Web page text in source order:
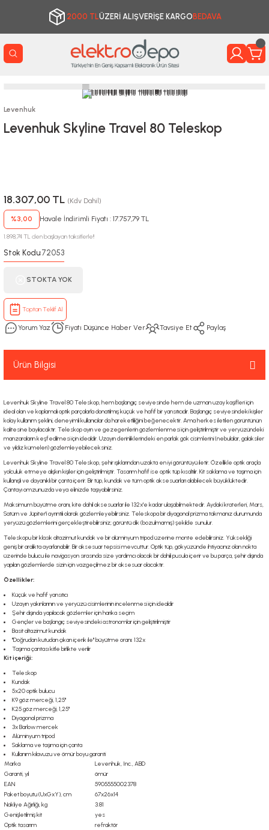
2000 TLÜZERİ ALIŞVERİŞE KARGO BEDAVA
Levenhuk
Levenhuk Skyline Travel 80 Teleskop
18.307,00 TL (Kdv Dahil)
%3,00 Havale İndirimli Fiyatı : 17.757,79 TL
1.898,74 TL den başlayan taksitlerle!!
Stok Kodu:72053
STOKTA YOK
Toptan Teklif Al
Yorum Yaz Fiyatı Düşünce Haber Ver Tavsiye Et Paylaş
Ürün Bilgisi
Levenhuk Skyline Travel 80 Teleskop, hem başlangıç seviyesinde hem de uzman uzay kaşifleri için
ideal olan ve kaplamalı optik parçalarla donatılmış küçük ve hafif bir yansıtıcıdır. Başlangıç seviyesindeki kişiler
kolay kullanım şeklini, deneyimli kullanıcılar da hareketliliğini beğenecektir. Ama herkes iletilen görüntünün
kalitesine bayılacaktır. Teleskop ayın ve gezegenlerin gözlemlenmesi için geliştirilmiştir ve yeryüzündeki
manzaraların keşfedilmesi için idealdir. Uzayın derinliklerindeki en parlak gök cisimlerini (nebulalar, galaksiler
ve yıldız kümeleri) gözlemleyebileceksiniz.
Levenhuk Skyline Travel 80 Teleskop, şehir ışıklarından uzakta en iyi görüntüyü iletir. Özellikle optik araçla
yolculuk etmeye alışkın kişiler için geliştirilmiştir. Tasarım hafif ise optik tüp kısaltılır. Kit saklama ve taşıma için
kullanışlı ve dayanıklı bir çanta içerir. Bir tüp, kundak ve tüm optik aksesuarları alabilecek büyüklüktedir.
Çantayı omzunuzda veya elinizde taşıyabilirsiniz.
Maksimum büyütme oranı, kite dahil aksesuarlar ile 132x'e kadar ulaşabilmektedir. Aydaki kraterleri, Mars,
Satürn ve Jüpiter'i ayrıntılı olarak gözlemleyebilirsiniz. Teleskopa bir diyagonal prizma takmanız durumunda
yeryüzü gözlemlerini gerçekleştirebilirsiniz; görüntü dik (bozulmamış) şekilde sunulur.
Teleskopu bir klasik altazimut kundak ve bir alüminyum tripod üzerine monte edebilirsiniz. Yüksekliği
geniş bir aralıkta ayarlanabilir. Bir aksesuar tepsisi mevcuttur. Optik tüp, gökyüzünde ihtiyacınız olan nokta
üzerinde bulucu ile navigasyon sırasında size yardımcı olacak bir dahili pusula içerir ve bu parça, şehir dışında
yapılan gözlemlerde sizin için vazgeçilmez bir aksesuar olacaktır.
Özellikler:
Küçük ve hafif yansıtıcı
Uzayın yakınlarının ve yeryüzü cisimlerinin incelenmesi için idealdir
Şehir dışında yapılacak gözlemler için harika seçim
Gençler ve başlangıç seviyesindeki astronomlar için geliştirilmiştir
Basit altazimut kundak
"Doğrudan kutudan çıkan içerik ile" büyütme oranı: 132x
Taşıma çantası kitle birlikte verilir
Kit içeriği:
Teleskop
Kundak
5x20 optik bulucu
K9 göz merceği, 1,25"
K25 göz merceği, 1,25"
Diyagonal prizma
3x Barlow mercek
Alüminyum tripod
Saklama ve taşıma için çanta
Kullanım kılavuzu ve ömür boyu garanti
Marka
Levenhuk, Inc., ABD
Garanti, yıl
ömür
EAN
5905555002378
Paket boyutu (UxGxY), cm
67x26x14
Nakliye Ağırlığı, kg
3.81
Genişletilmiş kit
yes
Optik tasarım
refraktör